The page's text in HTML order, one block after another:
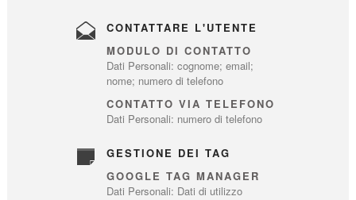
CONTATTARE L'UTENTE
MODULO DI CONTATTO
Dati Personali: cognome; email;
nome; numero di telefono
CONTATTO VIA TELEFONO
Dati Personali: numero di telefono
GESTIONE DEI TAG
GOOGLE TAG MANAGER
Dati Personali: Dati di utilizzo